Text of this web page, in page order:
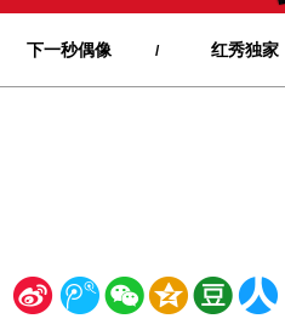
下一秒偶像 / 红秀独家
新 腾 微 空 豆